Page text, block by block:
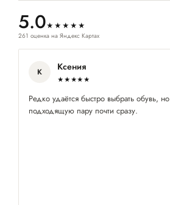
5.0★★★★★
261 оценка на Яндекс Картах
К Ксения
★★★★★
Редко удаётся быстро выбрать обувь,
подходящую пару почти сразу.